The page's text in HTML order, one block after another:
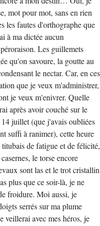
mot pour mot, sans en rien
les fautes d'orthographe que
à ma dictée aucun
Les guillemets
qu'on savoure, la goutte au
le nectar. Car, en ces
que je veux m'administrer,
je veux m'enivrer. Quelle
après avoir couché sur le
juillet (que j'avais oubliées
suffi à ranimer), cette heure
de fatigue et de félicité,
le torse encore
sont las et le trot cristallin
plus que ce soir-là, je ne
froidure. Moi aussi, je
serrés sur ma plume
veillerai avec mes héros, je